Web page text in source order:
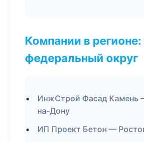
Компании в
федеральный округ
ИнжСтрой Фасад Камень
на-Дону
ИП Проект Бетон —